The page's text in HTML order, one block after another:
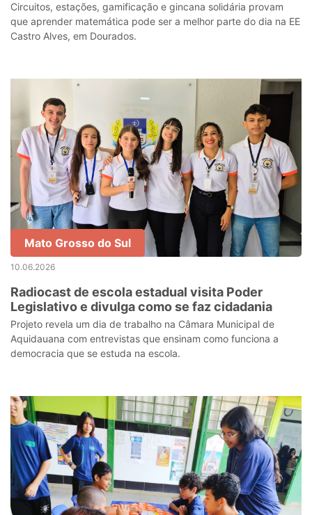
Circuitos, estações, gamificação e gincana solidária provam
que aprender matemática pode ser a melhor parte do dia na EE
Castro Alves, em Dourados.
Mato Grosso do Sul
10.06.2026
Radiocast de escola estadual visita Poder
Legislativo e divulga como se faz cidadania
Projeto revela um dia de trabalho na Câmara Municipal de
Aquidauana com entrevistas que ensinam como funciona a
democracia que se estuda na escola.